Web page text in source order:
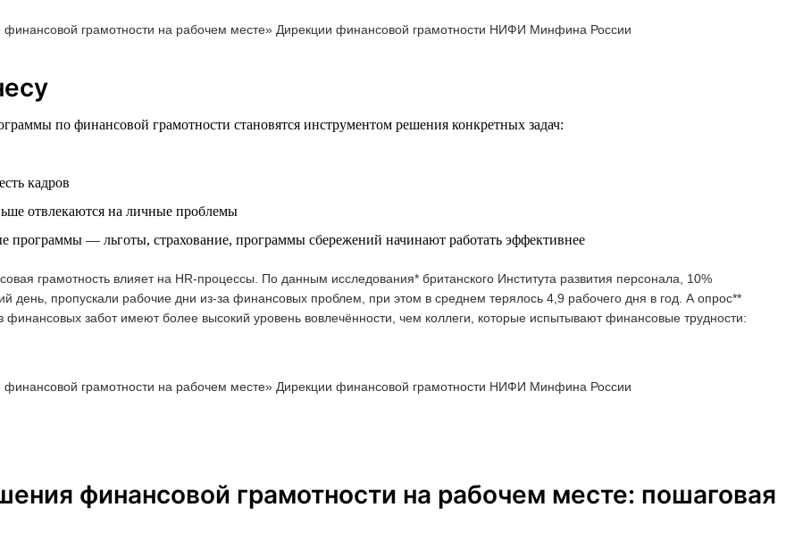
грамотности на рабочем месте» Дирекции финансовой грамотности НИФИ Минфина России
по финансовой грамотности становятся инструментом решения конкретных задач:
кадров
отвлекаются на личные проблемы
программы — льготы, страхование, программы сбережений начинают работать эффективнее
грамотность влияет на HR-процессы. По данным исследования* британского Института развития персонала, 10%
день, пропускали рабочие дни из-за финансовых проблем, при этом в среднем терялось 4,9 рабочего дня в год. А опрос**
финансовых забот имеют более высокий уровень вовлечённости, чем коллеги, которые испытывают финансовые трудности:
грамотности на рабочем месте» Дирекции финансовой грамотности НИФИ Минфина России
финансовой грамотности на рабочем месте: пошаговая